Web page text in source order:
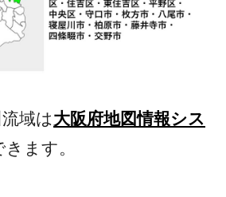
域は大阪府地図情報シス
ます。